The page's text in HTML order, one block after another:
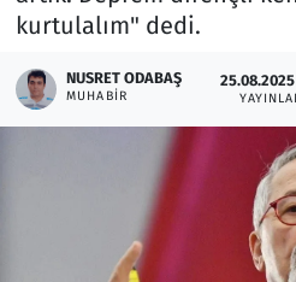
kurtulalım" dedi.
NUSRET ODABAŞ
MUHABIR
25.08.2025
Otomobil
Oyun
Resmi İlanlar
Rüya Tabirleri